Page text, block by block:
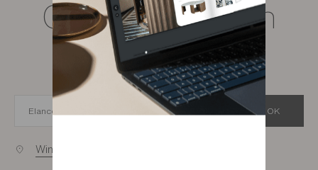
Gautier-winkels in
Elancourt
OK
Winkels bij u in de buurt